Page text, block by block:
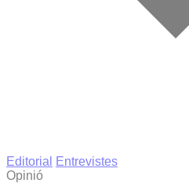
Editorial
Entrevistes
Opinió